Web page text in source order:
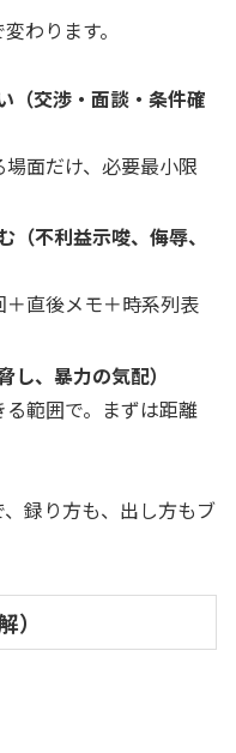
わります。
（交渉・面談・条件確
面だけ、必要最小限
不利益示唆、侮辱、
直後メモ＋時系列表
、暴力の気配）
範囲で。まずは距離
、録り方も、出し方もブ
）